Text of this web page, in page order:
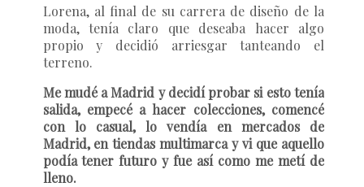
Lorena, al final de su carrera de diseño de la
moda, tenía claro que deseaba hacer algo
propio y decidió arriesgar tanteando el
terreno.
Me mudé a Madrid y decidí probar si esto tenía
salida, empecé a hacer colecciones, comencé
con lo casual, lo vendía en mercados de
Madrid, en tiendas multimarca y vi que aquello
podía tener futuro y fue así como me metí de
lleno.